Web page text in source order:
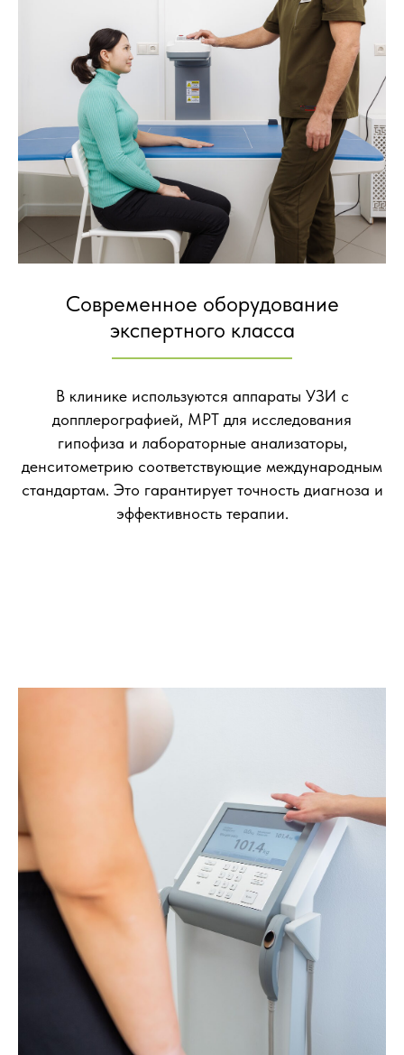
Современное оборудование
экспертного класса
В клинике используются аппараты УЗИ с
допплерографией, МРТ для исследования
гипофиза и лабораторные анализаторы,
денситометрию соответствующие международным
стандартам. Это гарантирует точность диагноза и
эффективность терапии.